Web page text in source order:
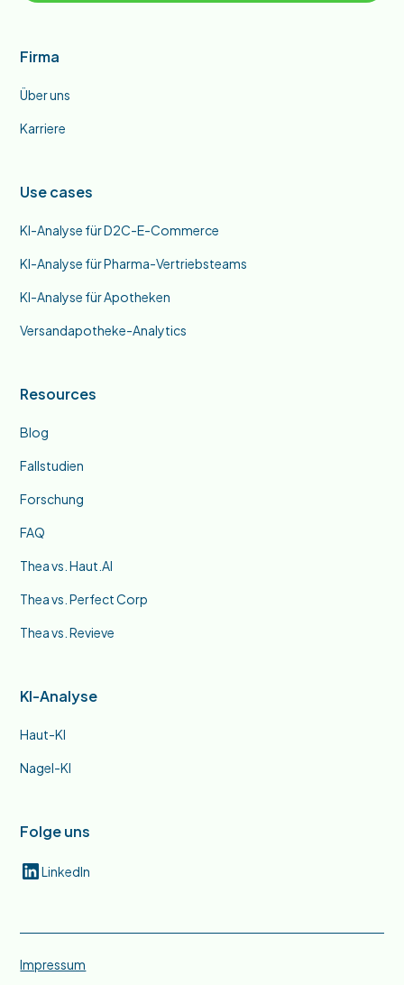
Firma
Über uns
Karriere
Use cases
KI-Analyse für D2C-E-Commerce
KI-Analyse für Pharma-Vertriebsteams
KI-Analyse für Apotheken
Versandapotheke-Analytics
Resources
Blog
Fallstudien
Forschung
FAQ
Thea vs. Haut.AI
Thea vs. Perfect Corp
Thea vs. Revieve
KI-Analyse
Haut-KI
Nagel-KI
Folge uns
LinkedIn
Impressum